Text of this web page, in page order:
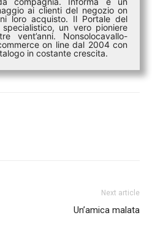
ai clienti del negozio on
loro acquisto. Il Portale del
un vero pioniere
vent’anni. Nonsolocavallo-
on line dal 2004 con
in costante crescita.
Next article
Un’amica malata